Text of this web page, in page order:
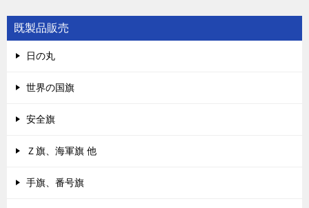
既製品販売
日の丸
世界の国旗
安全旗
Ｚ旗、海軍旗 他
手旗、番号旗